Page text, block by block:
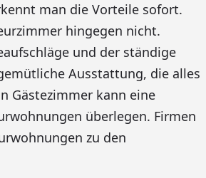
man die Vorteile sofort.
hingegen nicht.
und der ständige
Ausstattung, die alles
Gästezimmer kann eine
überlegen. Firmen
zu den